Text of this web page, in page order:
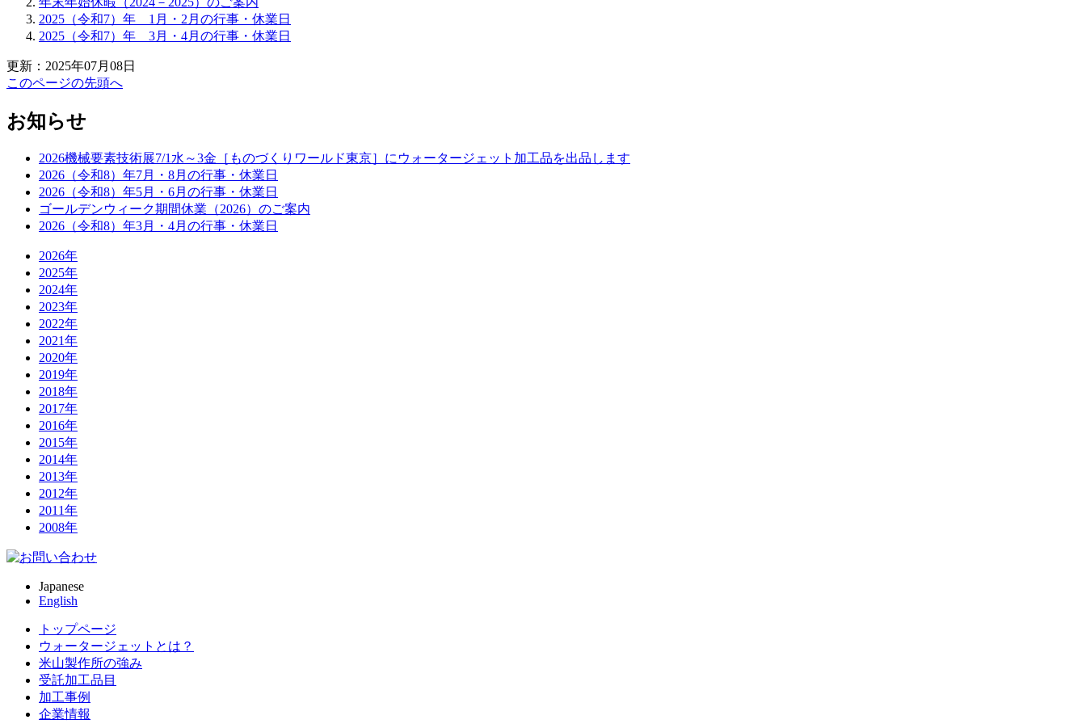
2025（令和7）年 1月・2月の行事・休業日
2025（令和7）年 3月・4月の行事・休業日
更新：2025年07月08日
このページの先頭へ
お知らせ
2026機械要素技術展7/1水～3金［ものづくりワールド東京］にウォータージェット加工品を出品します
2026（令和8）年7月・8月の行事・休業日
2026（令和8）年5月・6月の行事・休業日
ゴールデンウィーク期間休業（2026）のご案内
2026（令和8）年3月・4月の行事・休業日
2026年
2025年
2024年
2023年
2022年
2021年
2020年
2019年
2018年
2017年
2016年
2015年
2014年
2013年
2012年
2011年
2008年
Japanese
English
トップページ
ウォータージェットとは？
米山製作所の強み
受託加工品目
加工事例
企業情報